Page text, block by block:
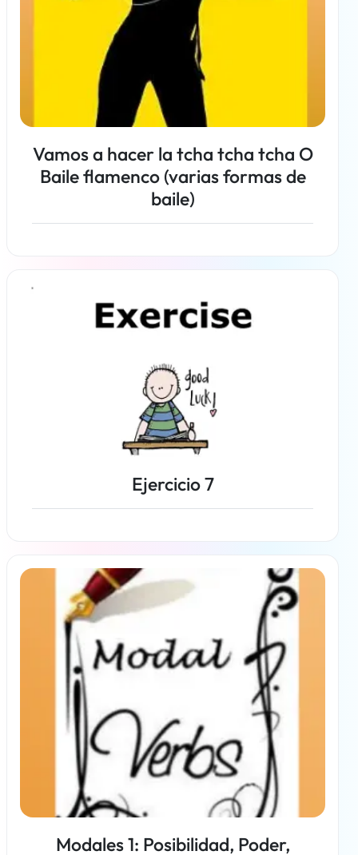
Vamos a hacer la tcha tcha tcha O
Baile flamenco (varias formas de
baile)
Ejercicio 7
Más información
Modales 1: Posibilidad, Poder,